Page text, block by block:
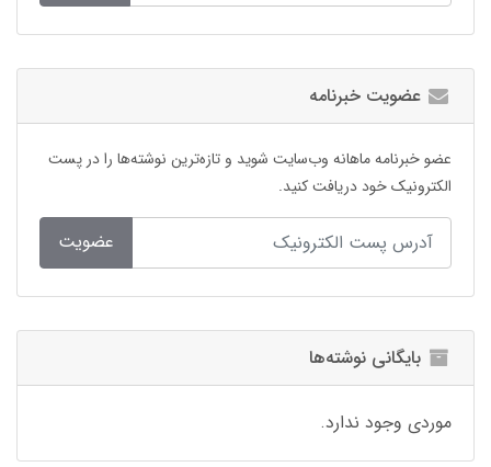
عضویت خبرنامه
عضو خبرنامه ماهانه وب‌سایت شوید و تازه‌ترین نوشته‌ها را در پست
الکترونیک خود دریافت کنید.
عضویت
بایگانی نوشته‌ها
موردی وجود ندارد.